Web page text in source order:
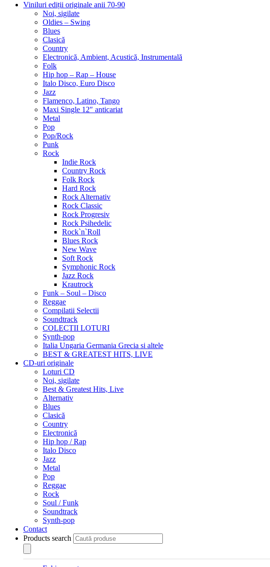
Viniluri ediții originale anii 70-90
Noi, sigilate
Oldies – Swing
Blues
Clasică
Country
Electronică, Ambient, Acustică, Instrumentală
Folk
Hip hop – Rap – House
Italo Disco, Euro Disco
Jazz
Flamenco, Latino, Tango
Maxi Single 12″ anticariat
Metal
Pop
Pop/Rock
Punk
Rock
Indie Rock
Country Rock
Folk Rock
Hard Rock
Rock Alternativ
Rock Classic
Rock Progresiv
Rock Psihedelic
Rock`n`Roll
Blues Rock
New Wave
Soft Rock
Symphonic Rock
Jazz Rock
Krautrock
Funk – Soul – Disco
Reggae
Compilatii Selectii
Soundtrack
COLECTII LOTURI
Synth-pop
Italia Ungaria Germania Grecia si altele
BEST & GREATEST HITS, LIVE
CD-uri originale
Loturi CD
Noi, sigilate
Best & Greatest Hits, Live
Alternativ
Blues
Clasică
Country
Electronică
Hip hop / Rap
Italo Disco
Jazz
Metal
Pop
Reggae
Rock
Soul / Funk
Soundtrack
Synth-pop
Contact
Products search